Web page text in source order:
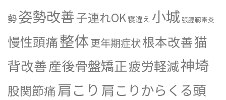
勢姿勢改善子連れOK寝違え 小城 張脛靱帯炎
慢性頭痛整体更年期症状根本改善猫
背改善産後骨盤矯正疲労軽減神埼
股関節痛肩こり 肩こりからくる頭